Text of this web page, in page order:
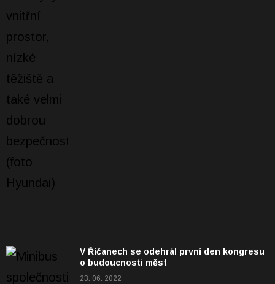
V Říčanech se odehrál první den kongresu
o budoucnosti měst
23. 06. 2022